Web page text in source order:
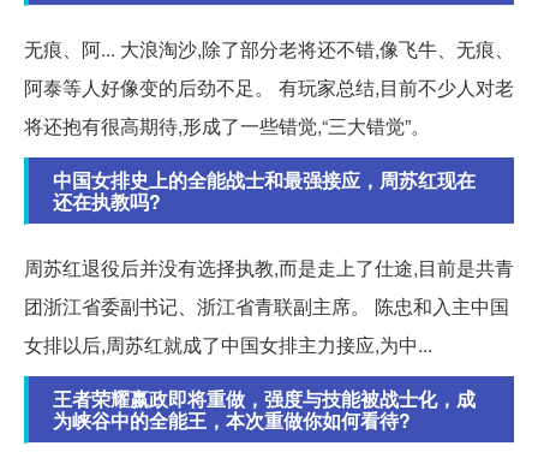
无痕、阿... 大浪淘沙,除了部分老将还不错,像飞牛、无痕、
阿泰等人好像变的后劲不足。 有玩家总结,目前不少人对老
将还抱有很高期待,形成了一些错觉,“三大错觉”。
中国女排史上的全能战士和最强接应，周苏红现在
还在执教吗?
周苏红退役后并没有选择执教,而是走上了仕途,目前是共青
团浙江省委副书记、浙江省青联副主席。 陈忠和入主中国
女排以后,周苏红就成了中国女排主力接应,为中...
王者荣耀嬴政即将重做，强度与技能被战士化，成
为峡谷中的全能王，本次重做你如何看待?